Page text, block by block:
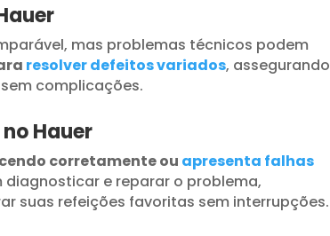
mas problemas técnicos podem
resolver defeitos variados, assegurando
complicações.
Hauer
corretamente ou apresenta falhas
e reparar o problema,
suas refeições favoritas sem interrupções.